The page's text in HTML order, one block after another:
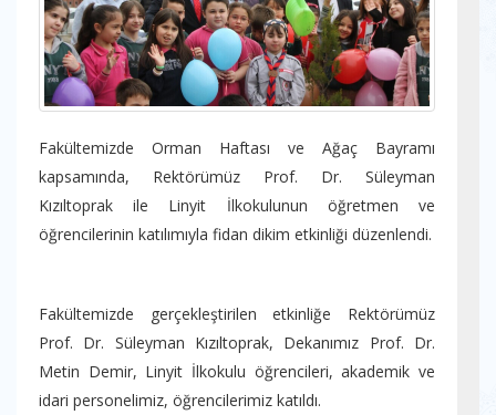
Fakültemizde Orman Haftası ve Ağaç Bayramı
kapsamında, Rektörümüz Prof. Dr. Süleyman
Kızıltoprak ile Linyit İlkokulunun öğretmen ve
öğrencilerinin katılımıyla fidan dikim etkinliği düzenlendi.
Fakültemizde gerçekleştirilen etkinliğe Rektörümüz
Prof. Dr. Süleyman Kızıltoprak, Dekanımız Prof. Dr.
Metin Demir, Linyit İlkokulu öğrencileri, akademik ve
idari personelimiz, öğrencilerimiz katıldı.